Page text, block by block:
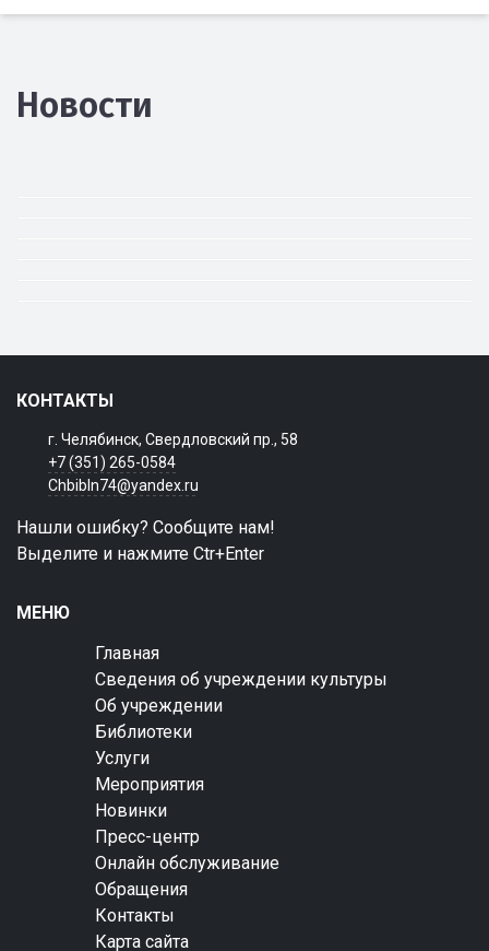
Новости
КОНТАКТЫ
г. Челябинск, Свердловский пр., 58
+7 (351) 265-0584
Chbibln74@yandex.ru
Нашли ошибку? Сообщите нам!
Выделите и нажмите Ctr+Enter
МЕНЮ
Главная
Сведения об учреждении культуры
Об учреждении
Библиотеки
Услуги
Мероприятия
Новинки
Пресс-центр
Онлайн обслуживание
Обращения
Контакты
Карта сайта